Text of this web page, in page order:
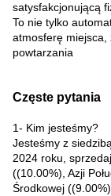
satysfakcjonującą
To nie tylko
atmosferę miejsca,
powtarzania
Częste pytania
1- Kim jesteśmy?
Jesteśmy z
2024 roku,
((10.00%), Azji
Środkowej